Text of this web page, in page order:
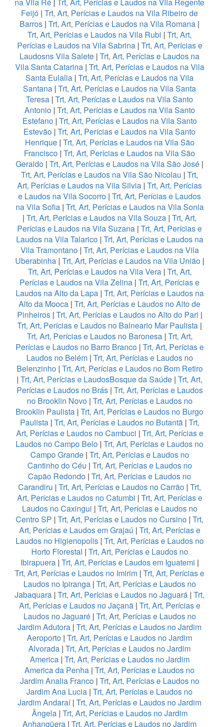
na Vila Ré | Trt, Art, Perícias e Laudos na Vila Regente
Feijó | Trt, Art, Perícias e Laudos na Vila Ribeiro de
Barros | Trt, Art, Perícias e Laudos na Vila Romana |
Trt, Art, Perícias e Laudos na Vila Rubi | Trt, Art,
Perícias e Laudos na Vila Sabrina| Trt, Art, Perícias e
Laudosns Vila Salete | Trt, Art, Perícias e Laudos na
Vila Santa Catarina| Trt, Art, Perícias e Laudos na Vila
Santa Eulalia | Trt, Art, Perícias e Laudos na Vila
Santana | Trt, Art, Perícias e Laudos na Vila Santa
Teresa | Trt, Art, Perícias e Laudos na Vila Santo
Antonio| Trt, Art, Perícias e Laudos na Vila Santo
Estefano| Trt, Art, Perícias e Laudos na Vila Santo
Estevão | Trt, Art, Perícias e Laudos na Vila Santo
Henrique| Trt, Art, Perícias e Laudos na Vila São
Francisco | Trt, Art, Perícias e Laudos na Vila São
Geraldo | Trt, Art, Perícias e Laudos na Vila São José |
Trt, Art, Perícias e Laudos na Vila São Nicolau | Trt,
Art, Perícias e Laudos na Vila Silvia | Trt, Art, Perícias
e Laudos na Vila Socorro | Trt, Art, Perícias e Laudos
na Vila Sofia| Trt, Art, Perícias e Laudos na Vila Sonia
| Trt, Art, Perícias e Laudos na Vila Souza | Trt, Art,
Perícias e Laudos na Vila Suzana | Trt, Art, Perícias e
Laudos na Vila Talarico| Trt, Art, Perícias e Laudos na
Vila Tramontano| Trt, Art, Perícias e Laudos na Vila
Uberabinha| Trt, Art, Perícias e Laudos na Vila União|
Trt, Art, Perícias e Laudos na Vila Vera| Trt, Art,
Perícias e Laudos na Vila Zelina | Trt, Art, Perícias e
Laudos na Alto da Lapa| Trt, Art, Perícias e Laudos na
Alto da Mooca | Trt, Art, Perícias e Laudos no Alto de
Pinheiros| Trt, Art, Perícias e Laudos no Alto do Pari |
Trt, Art, Perícias e Laudos no Balneario Mar Paulista |
Trt, Art, Perícias e Laudos no Baronesa| Trt, Art,
Perícias e Laudos no Barro Branco| Trt, Art, Perícias e
Laudos no Belém| Trt, Art, Perícias e Laudos no
Belenzinho| Trt, Art, Perícias e Laudos no Bom Retiro
| Trt, Art, Perícias e LaudosBosque da Saúde | Trt, Art,
Perícias e Laudos no Brás| Trt, Art, Perícias e Laudos
no Brooklin Novo| Trt, Art, Perícias e Laudos no
Brooklin Paulista | Trt, Art, Perícias e Laudos no Burgo
Paulista| Trt, Art, Perícias e Laudos no Butantã| Trt,
Art, Perícias e Laudos no Cambuci | Trt, Art, Perícias e
Laudos no Campo Belo | Trt, Art, Perícias e Laudos no
Campo Grande| Trt, Art, Perícias e Laudos no
Cantinho do Céu | Trt, Art, Perícias e Laudos no
Capão Redondo | Trt, Art, Perícias e Laudos no
Carandiru | Trt, Art, Perícias e Laudos no Carrão | Trt,
Art, Perícias e Laudos no Catumbi | Trt, Art, Perícias e
Laudos no Caxingui | Trt, Art, Perícias e Laudos no
Centro SP | Trt, Art, Perícias e Laudos no Cursino | Trt,
Art, Perícias e Laudos em Grajaú | Trt, Art, Perícias e
Laudos no Higienopolis| Trt, Art, Perícias e Laudos no
Horto Florestal | Trt, Art, Perícias e Laudos no
Ibirapuera| Trt, Art, Perícias e Laudos em Iguatemi |
Trt, Art, Perícias e Laudos no Imirim | Trt, Art, Perícias e
Laudos no Ipiranga| Trt, Art, Perícias e Laudos no
Jabaquara | Trt, Art, Perícias e Laudos no Jaguará | Trt,
Art, Perícias e Laudos no Jaçanã| Trt, Art, Perícias e
Laudos no Jaguaré| Trt, Art, Perícias e Laudos no
Jardim Adutora | Trt, Art, Perícias e Laudos no Jardim
Aeroporto | Trt, Art, Perícias e Laudos no Jardim
Alvorada | Trt, Art, Perícias e Laudos no Jardim
America| Trt, Art, Perícias e Laudos no Jardim
America da Penha | Trt, Art, Perícias e Laudos no
Jardim Analia Franco| Trt, Art, Perícias e Laudos no
Jardim Ana Lucia | Trt, Art, Perícias e Laudos no
Jardim Andaraí| Trt, Art, Perícias e Laudos no Jardim
Ângela| Trt, Art, Perícias e Laudos no Jardim
Anhangüera | Trt, Art, Perícias e Laudos no Jardim